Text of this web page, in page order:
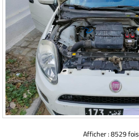
Afficher : 8529 fois